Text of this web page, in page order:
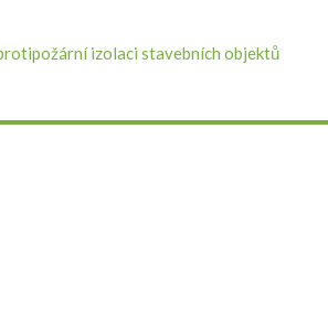
izolaci stavebních objektů